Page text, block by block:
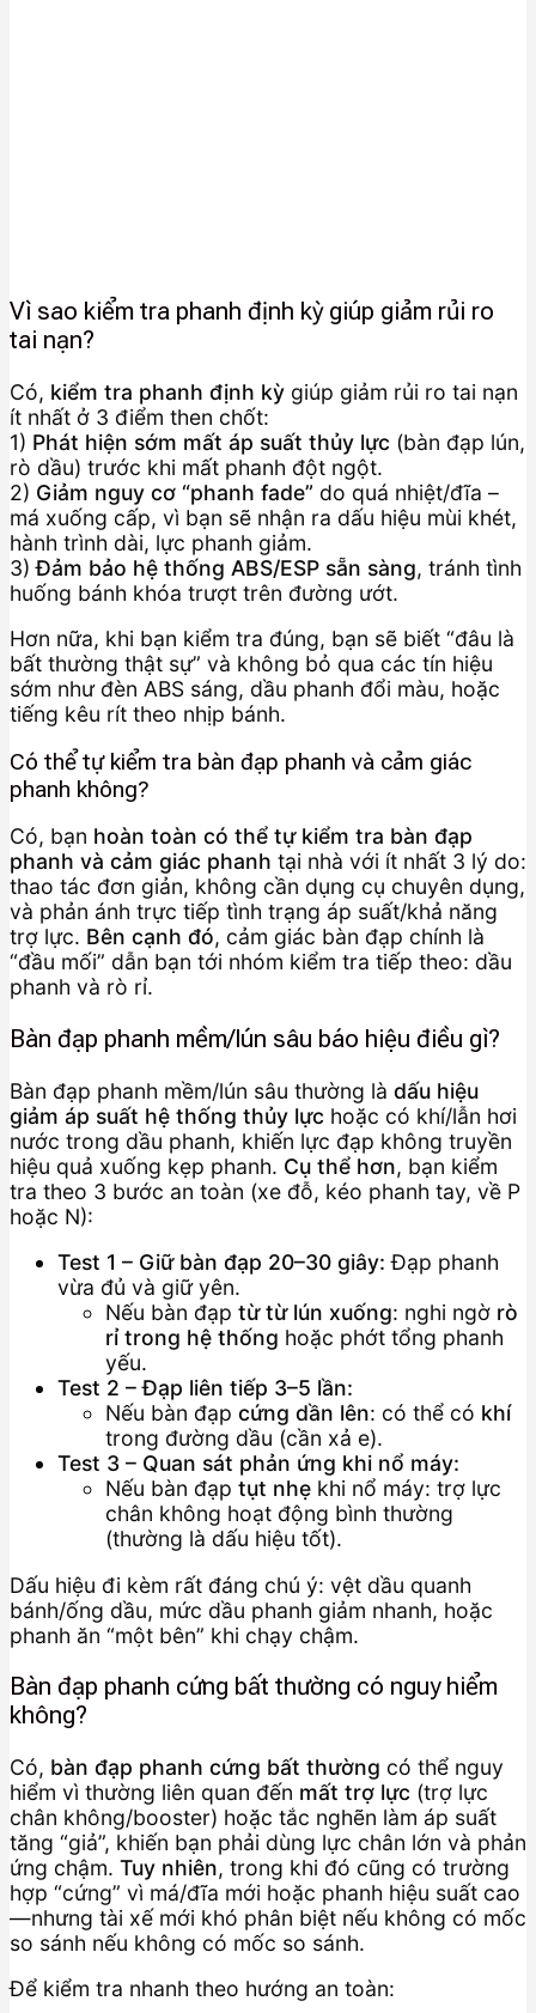
Vì sao kiểm tra phanh định kỳ giúp giảm rủi ro
tai nạn?
Có, kiểm tra phanh định kỳ giúp giảm rủi ro tai nạn
ít nhất ở 3 điểm then chốt:
1) Phát hiện sớm mất áp suất thủy lực (bàn đạp lún,
rò dầu) trước khi mất phanh đột ngột.
2) Giảm nguy cơ “phanh fade” do quá nhiệt/đĩa –
má xuống cấp, vì bạn sẽ nhận ra dấu hiệu mùi khét,
hành trình dài, lực phanh giảm.
3)Đảm bảo hệ thống ABS/ESP sẵn sàng, tránh tình
huống bánh khóa trượt trên đường ướt.
Hơn nữa, khi bạn kiểm tra đúng, bạn sẽ biết “đâu là
bất thường thật sự” và không bỏ qua các tín hiệu
sớm như đèn ABS sáng, dầu phanh đổi màu, hoặc
tiếng kêu rít theo nhịp bánh.
Có thể tự kiểm tra bàn đạp phanh và cảm giác
phanh không?
Có, bạn hoàn toàn có thể tự kiểm tra bàn đạp
phanh và cảm giác phanh tại nhà với ít nhất 3 lý do:
thao tác đơn giản, không cần dụng cụ chuyên dụng,
và phản ánh trực tiếp tình trạng áp suất/khả năng
trợ lực. Bên cạnh đó, cảm giác bàn đạp chính là
“đầu mối” dẫn bạn tới nhóm kiểm tra tiếp theo: dầu
phanh và rò rỉ.
Bàn đạp phanh mềm/lún sâu báo hiệu điều gì?
Bàn đạp phanh mềm/lún sâu thường là dấu hiệu
giảm áp suất hệ thống thủy lực hoặc có khí/lẫn hơi
nước trong dầu phanh, khiến lực đạp không truyền
hiệu quả xuống kẹp phanh. Cụ thể hơn, bạn kiểm
tra theo 3 bước an toàn (xe đỗ, kéo phanh tay, về P
hoặc N):
Test 1 – Giữ bàn đạp 20–30 giây: Đạp phanh
vừa đủ và giữ yên.
Nếu bàn đạp từ từ lún xuống: nghi ngờ rò
rỉ trong hệ thống hoặc phớt tổng phanh
yếu.
Test 2 – Đạp liên tiếp 3–5 lần:
Nếu bàn đạp cứng dần lên: có thể có khí
trong đường dầu (cần xả e).
Test 3 – Quan sát phản ứng khi nổ máy:
Nếu bàn đạp tụt nhẹ khi nổ máy: trợ lực
chân không hoạt động bình thường
(thường là dấu hiệu tốt).
Dấu hiệu đi kèm rất đáng chú ý: vệt dầu quanh
bánh/ống dầu, mức dầu phanh giảm nhanh, hoặc
phanh ăn “một bên” khi chạy chậm.
Bàn đạp phanh cứng bất thường có nguy hiểm
không?
Có, bàn đạp phanh cứng bất thường có thể nguy
hiểm vì thường liên quan đến mất trợ lực (trợ lực
chân không/booster) hoặc tắc nghẽn làm áp suất
tăng “giả”, khiến bạn phải dùng lực chân lớn và phản
ứng chậm. Tuy nhiên, trong khi đó cũng có trường
hợp “cứng” vì má/đĩa mới hoặc phanh hiệu suất cao
—nhưng tài xế mới khó phân biệt nếu không có mốc
so sánh nếu không có mốc so sánh.
Để kiểm tra nhanh theo hướng an toàn: